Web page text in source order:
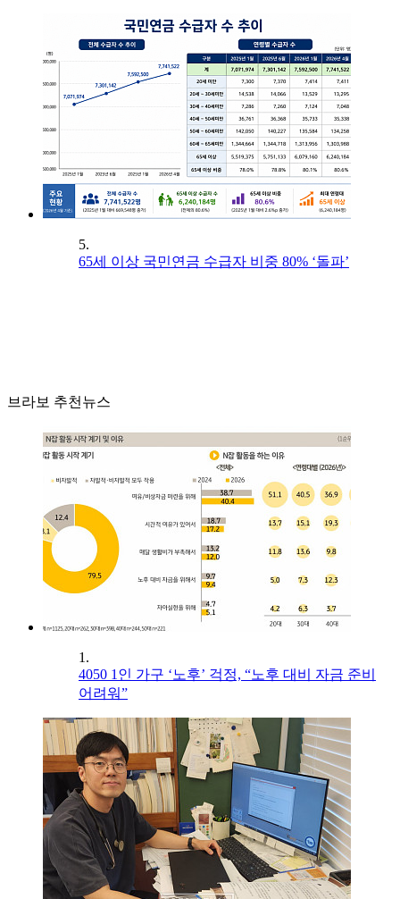
5.
65세 이상 국민연금 수급자 비중 80% ‘돌파’
브라보 추천뉴스
1.
4050 1인 가구 ‘노후’ 걱정, “노후 대비 자금 준비
어려워”